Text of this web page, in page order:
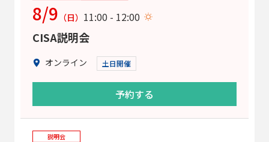
8/9 （日） 11:00 - 12:00
CISA説明会
オンライン 土日開催
予約する
説明会